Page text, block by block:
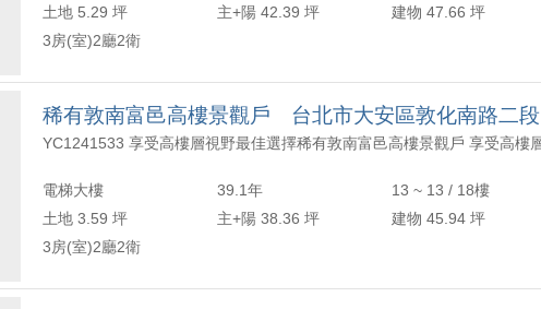
土地 5.29 坪
主+陽 42.39 坪
建物 47.66 坪
3房(室)2廳2衛
稀有敦南富邑高樓景觀戶 台北市大安區敦化南路二段
電梯大樓 39.1年
13 ~ 13 / 18樓
土地 3.59 坪
主+陽 38.36 坪
建物 45.94 坪
3房(室)2廳2衛